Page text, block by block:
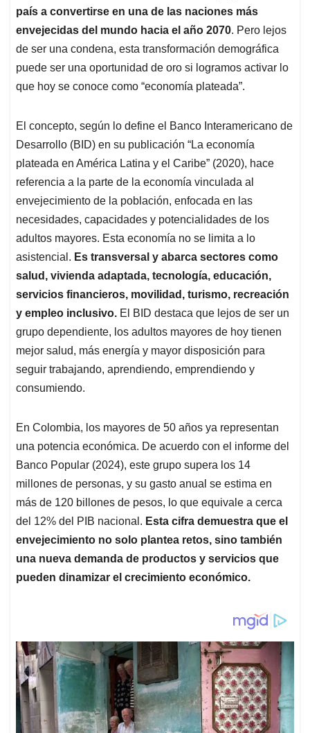
país a convertirse en una de las naciones más
envejecidas del mundo hacia el año 2070. Pero lejos
de ser una condena, esta transformación demográfica
puede ser una oportunidad de oro si logramos activar lo
que hoy se conoce como “economía plateada”.
El concepto, según lo define el Banco Interamericano de
Desarrollo (BID) en su publicación “La economía
plateada en América Latina y el Caribe” (2020), hace
referencia a la parte de la economía vinculada al
envejecimiento de la población, enfocada en las
necesidades, capacidades y potencialidades de los
adultos mayores. Esta economía no se limita a lo
asistencial. Es transversal y abarca sectores como
salud, vivienda adaptada, tecnología, educación,
servicios financieros, movilidad, turismo, recreación
y empleo inclusivo. El BID destaca que lejos de ser un
grupo dependiente, los adultos mayores de hoy tienen
mejor salud, más energía y mayor disposición para
seguir trabajando, aprendiendo, emprendiendo y
consumiendo.
En Colombia, los mayores de 50 años ya representan
una potencia económica. De acuerdo con el informe del
Banco Popular (2024), este grupo supera los 14
millones de personas, y su gasto anual se estima en
más de 120 billones de pesos, lo que equivale a cerca
del 12% del PIB nacional. Esta cifra demuestra que el
envejecimiento no solo plantea retos, sino también
una nueva demanda de productos y servicios que
pueden dinamizar el crecimiento económico.